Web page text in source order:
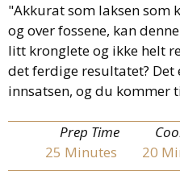
"Akkurat som laksen som
og over fossene, kan
litt kronglete og ikke helt
det ferdige resultatet?
innsatsen, og du kommer
Prep Time
25 Minutes
20